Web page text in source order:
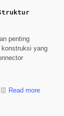
penting
yang
Read more